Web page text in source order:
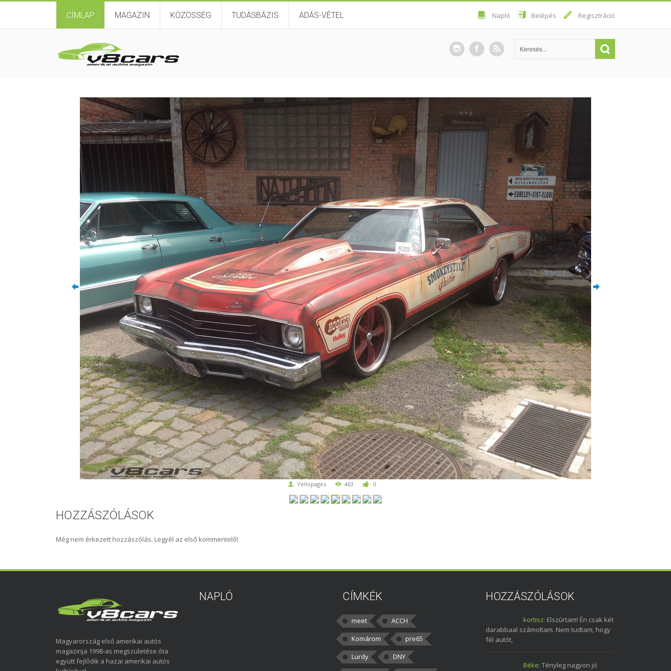
CÍMLAP MAGAZIN KÖZÖSSÉG TUDÁSBÁZIS ADÁS-VÉTEL Napló Belépés Regisztráció
Yellopages 463 0
HOZZÁSZÓLÁSOK
Még nem érkezett hozzászólás. Legyél az első kommentelő!
Magyarország első amerikai autós
magazinja 1998-as megszületése óta
együtt fejlődik a hazai amerikai autós
NAPLÓ CÍMKÉK
meet
ACCH
Komárom
pre65
Lurdy
DNY
HOZZÁSZÓLÁSOK
kortisz: Elszúrtam! Én csak két
darabbaal számoltam. Nem tudtam, hogy
fél autót,
Béke: Tényleg nagyon jó